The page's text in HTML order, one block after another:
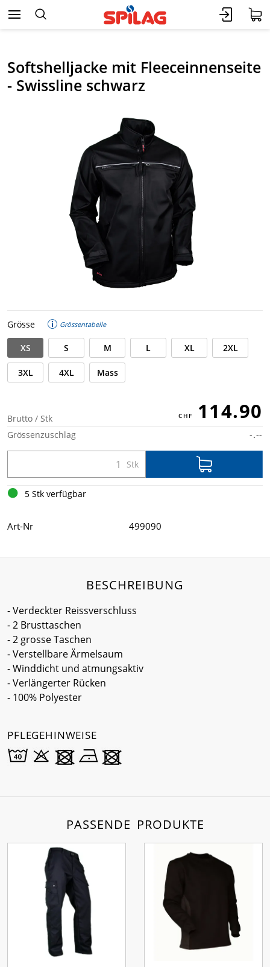
Softshelljacke mit Fleeceinnenseite
- Swissline schwarz
Grösse Grössentabelle
XS S M L XL 2XL
3XL 4XL Mass
Brutto / Stk 114.90
Grössenzuschlag -.--
5 Stk verfügbar
Art-Nr 499090
BESCHREIBUNG
- Verdeckter Reissverschluss
- 2 Brusttaschen
- 2 grosse Taschen
- Verstellbare Ärmelsaum
- Winddicht und atmungsaktiv
- Verlängerter Rücken
- 100% Polyester
PFLEGEHINWEISE
PASSENDE PRODUKTE